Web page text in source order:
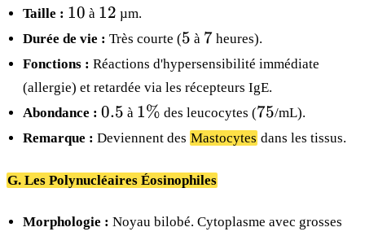
Taille : 10
10 à 12
12 µm.
Durée de vie : Très courte (5
5 à 7
7 heures).
Fonctions : Réactions d'hypersensibilité immédiate
(allergie) et retardée via les récepteurs IgE.
Abondance : 0.5
0.5 à 1\%
1% des leucocytes (75
75/mL).
Remarque : Deviennent des Mastocytes dans les tissus.
G. Les Polynucléaires Éosinophiles
Morphologie : Noyau bilobé. Cytoplasme avec grosses